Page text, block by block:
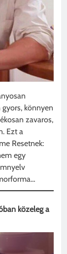
könnyen
zavaros,
Ezt a
Resetnek:
egy
közeleg a